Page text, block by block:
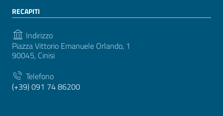
RECAPITI
Indirizzo
Piazza Vittorio Emanuele Orlando, 1
90045, Cinisi
Telefono
(+39) 091 74 86200